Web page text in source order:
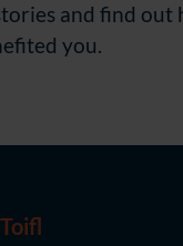
and find out
you.